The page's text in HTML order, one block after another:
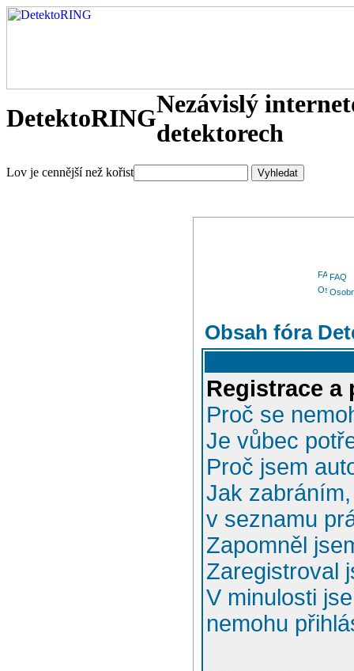
DetektoRINGNezávislý
detektorech
Lov je cennější než kořist
FAQ
Obsah fóra
Registrace a
Proč se
Je vůbec
Proč jsem
Jak
v seznamu
Zapomněl
Zaregistroval
V minulosti
nemohu